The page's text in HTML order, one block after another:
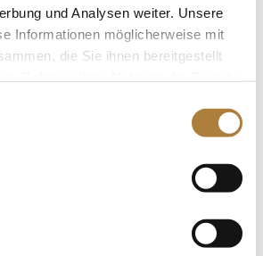
und Analysen weiter. Unsere
Informationen möglicherweise mit
die Sie ihnen bereitgestellt
junge Talente im Pferdesport. Durch
erhalten Nachwuchsreiter
Unterstützung, sondern profitieren
Netzwerken und Mentorships. Die
dafür ein, talentierte Reiter auf ihrem
Weg nachhaltig zu
und sein Top-Pferd Let’s Dance in